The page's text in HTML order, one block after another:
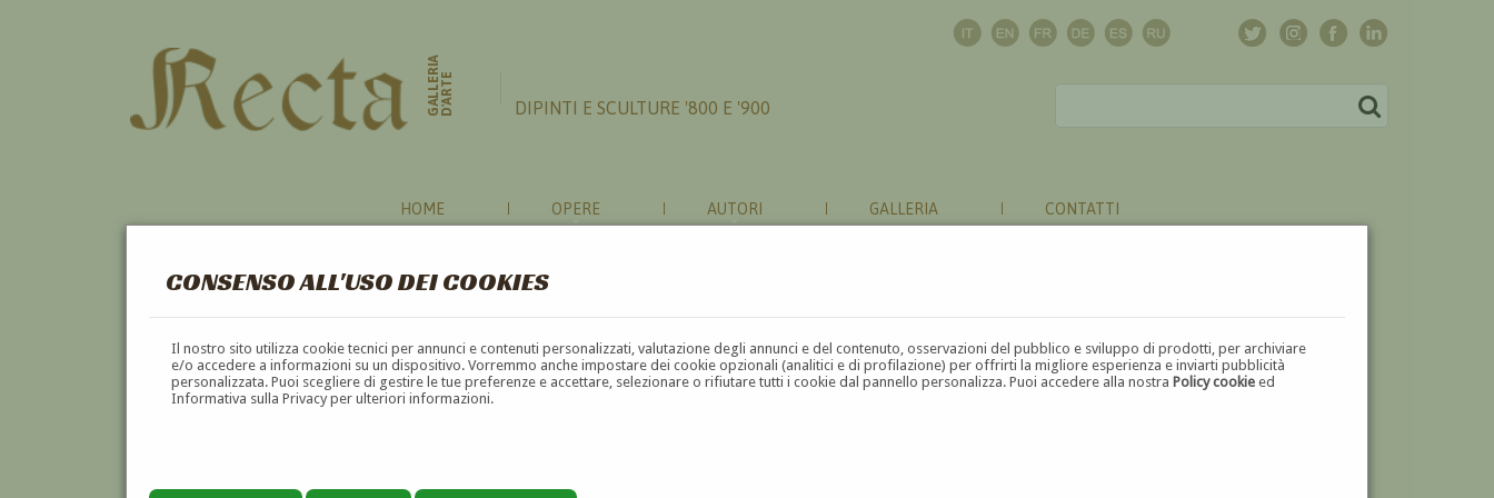
CONSENSO ALL'USO DEI COOKIES
Il nostro sito utilizza cookie tecnici per annunci e contenuti personalizzati, valutazione degli annunci e del contenuto, osservazioni del pubblico e sviluppo di prodotti, per archiviare
e/o accedere a informazioni su un dispositivo. Vorremmo anche impostare dei cookie opzionali (analitici e di profilazione) per offrirti la migliore esperienza e inviarti pubblicità
personalizzata. Puoi scegliere di gestire le tue preferenze e accettare, selezionare o rifiutare tutti i cookie dal pannello personalizza. Puoi accedere alla nostraPolicy cookie ed
Informativa sulla Privacy per ulteriori informazioni.
GALLERIAD'ARTE DIPINTI E SCULTURE '800 E '900
HOME OPERE AUTORI GALLERIA CONTATTI
CARRARA
A B C D E F G H I J K L M N O P Q R S T U V W X Y Z ⬅